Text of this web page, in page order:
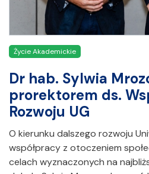
Życie Akademickie
Dr hab. Sylwia
prorektorem ds.
Rozwoju UG
O kierunku dalszego rozwoju
współpracy z otoczeniem
celach wyznaczonych na